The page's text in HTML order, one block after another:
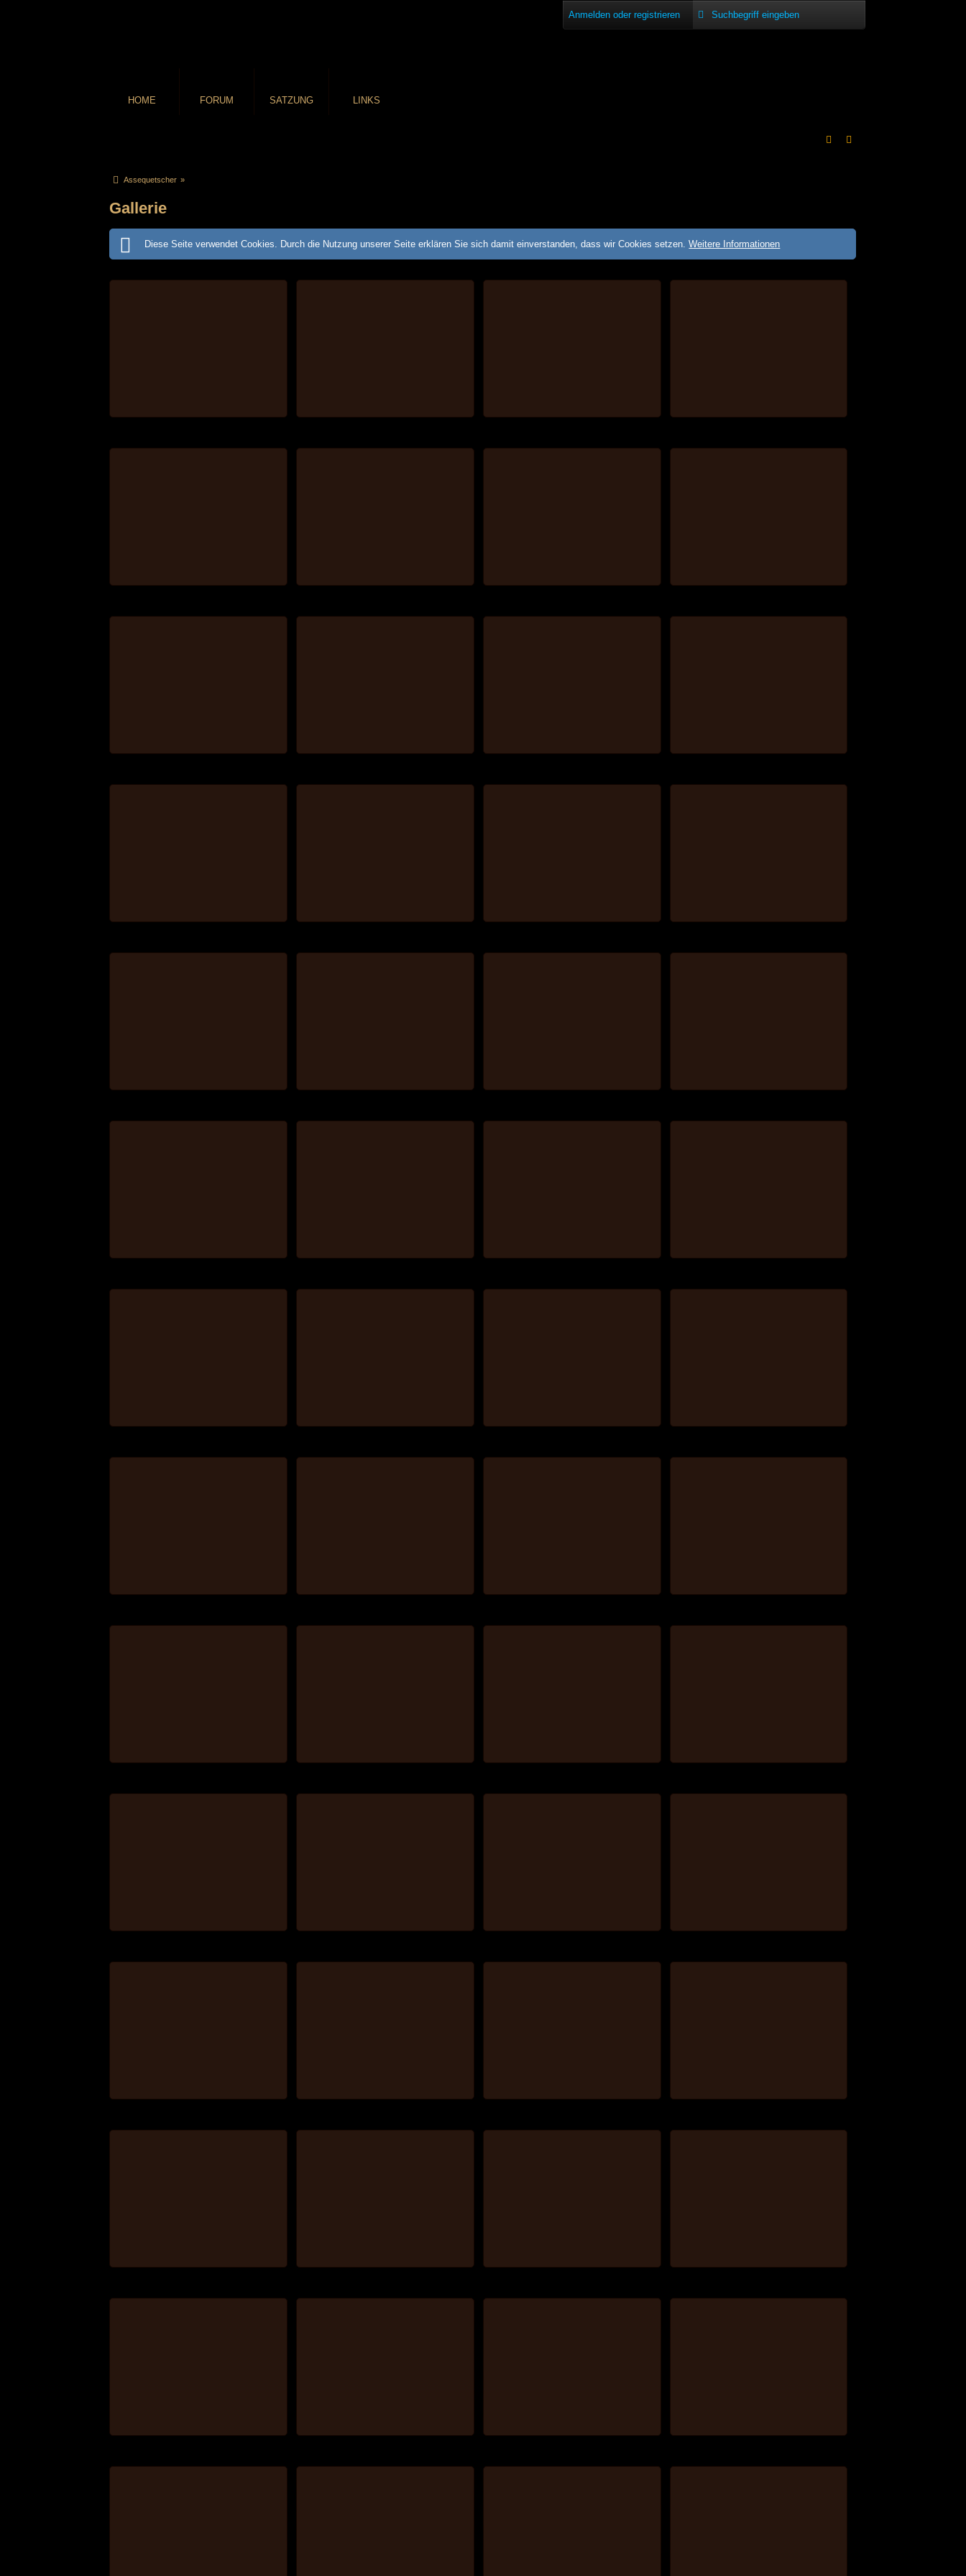
Anmelden oder registrieren
HOME FORUM SATZUNG LINKS
Assequetscher »
Gallerie
Diese Seite verwendet Cookies. Durch die Nutzung unserer Seite erklären Sie sich damit einverstanden, dass wir Cookies setzen.Weitere Informationen